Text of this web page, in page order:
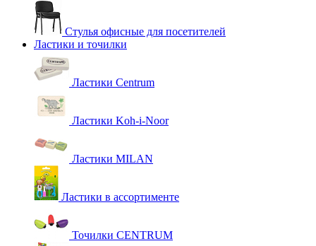
Стулья офисные для посетителей
Ластики и точилки
Ластики Centrum
Ластики Koh-i-Noor
Ластики MILAN
Ластики в ассортименте
Точилки CENTRUM